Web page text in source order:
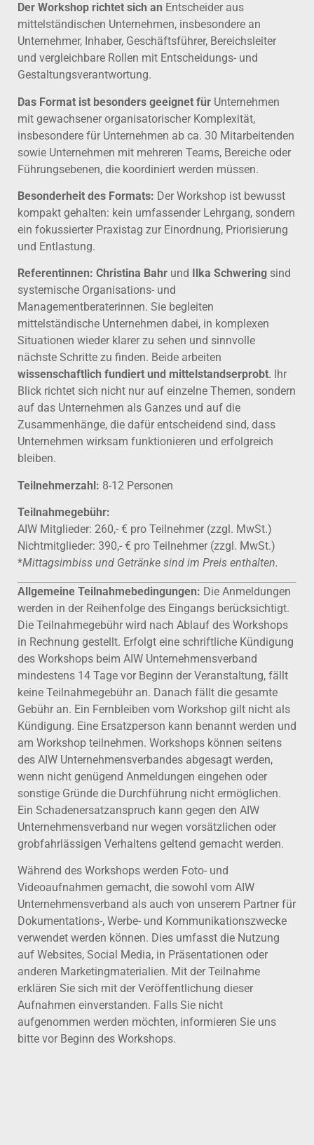
Der Workshop richtet sich an Entscheider aus
mittelständischen Unternehmen, insbesondere an
Unternehmer, Inhaber, Geschäftsführer, Bereichsleiter
und vergleichbare Rollen mit Entscheidungs- und
Gestaltungsverantwortung.
Das Format ist besonders geeignet für Unternehmen
mit gewachsener organisatorischer Komplexität,
insbesondere für Unternehmen ab ca. 30 Mitarbeitenden
sowie Unternehmen mit mehreren Teams, Bereiche oder
Führungsebenen, die koordiniert werden müssen.
Besonderheit des Formats: Der Workshop ist bewusst
kompakt gehalten: kein umfassender Lehrgang, sondern
ein fokussierter Praxistag zur Einordnung, Priorisierung
und Entlastung.
Referentinnen: Christina Bahr und Ilka Schwering sind
systemische Organisations- und
Managementberaterinnen. Sie begleiten
mittelständische Unternehmen dabei, in komplexen
Situationen wieder klarer zu sehen und sinnvolle
nächste Schritte zu finden. Beide arbeiten
wissenschaftlich fundiert und mittelstandserprobt. Ihr
Blick richtet sich nicht nur auf einzelne Themen, sondern
auf das Unternehmen als Ganzes und auf die
Zusammenhänge, die dafür entscheidend sind, dass
Unternehmen wirksam funktionieren und erfolgreich
bleiben.
Teilnehmerzahl: 8-12 Personen
Teilnahmegebühr:
AIW Mitglieder: 260,- € pro Teilnehmer (zzgl. MwSt.)
Nichtmitglieder: 390,- € pro Teilnehmer (zzgl. MwSt.)
*Mittagsimbiss und Getränke sind im Preis enthalten.
Allgemeine Teilnahmebedingungen: Die Anmeldungen
werden in der Reihenfolge des Eingangs berücksichtigt.
Die Teilnahmegebühr wird nach Ablauf des Workshops
in Rechnung gestellt. Erfolgt eine schriftliche Kündigung
des Workshops beim AIW Unternehmensverband
mindestens 14 Tage vor Beginn der Veranstaltung, fällt
keine Teilnahmegebühr an. Danach fällt die gesamte
Gebühr an. Ein Fernbleiben vom Workshop gilt nicht als
Kündigung. Eine Ersatzperson kann benannt werden und
am Workshop teilnehmen. Workshops können seitens
des AIW Unternehmensverbandes abgesagt werden,
wenn nicht genügend Anmeldungen eingehen oder
sonstige Gründe die Durchführung nicht ermöglichen.
Ein Schadenersatzanspruch kann gegen den AIW
Unternehmensverband nur wegen vorsätzlichen oder
grobfahrlässigen Verhaltens geltend gemacht werden.
Während des Workshops werden Foto- und
Videoaufnahmen gemacht, die sowohl vom AIW
Unternehmensverband als auch von unserem Partner für
Dokumentations-, Werbe- und Kommunikationszwecke
verwendet werden können. Dies umfasst die Nutzung
auf Websites, Social Media, in Präsentationen oder
anderen Marketingmaterialien. Mit der Teilnahme
erklären Sie sich mit der Veröffentlichung dieser
Aufnahmen einverstanden. Falls Sie nicht
aufgenommen werden möchten, informieren Sie uns
bitte vor Beginn des Workshops.